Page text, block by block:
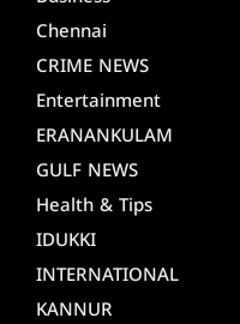
Chennai
CRIME NEWS
Entertainment
ERANANKULAM
GULF NEWS
Health & Tips
IDUKKI
INTERNATIONAL
KANNUR